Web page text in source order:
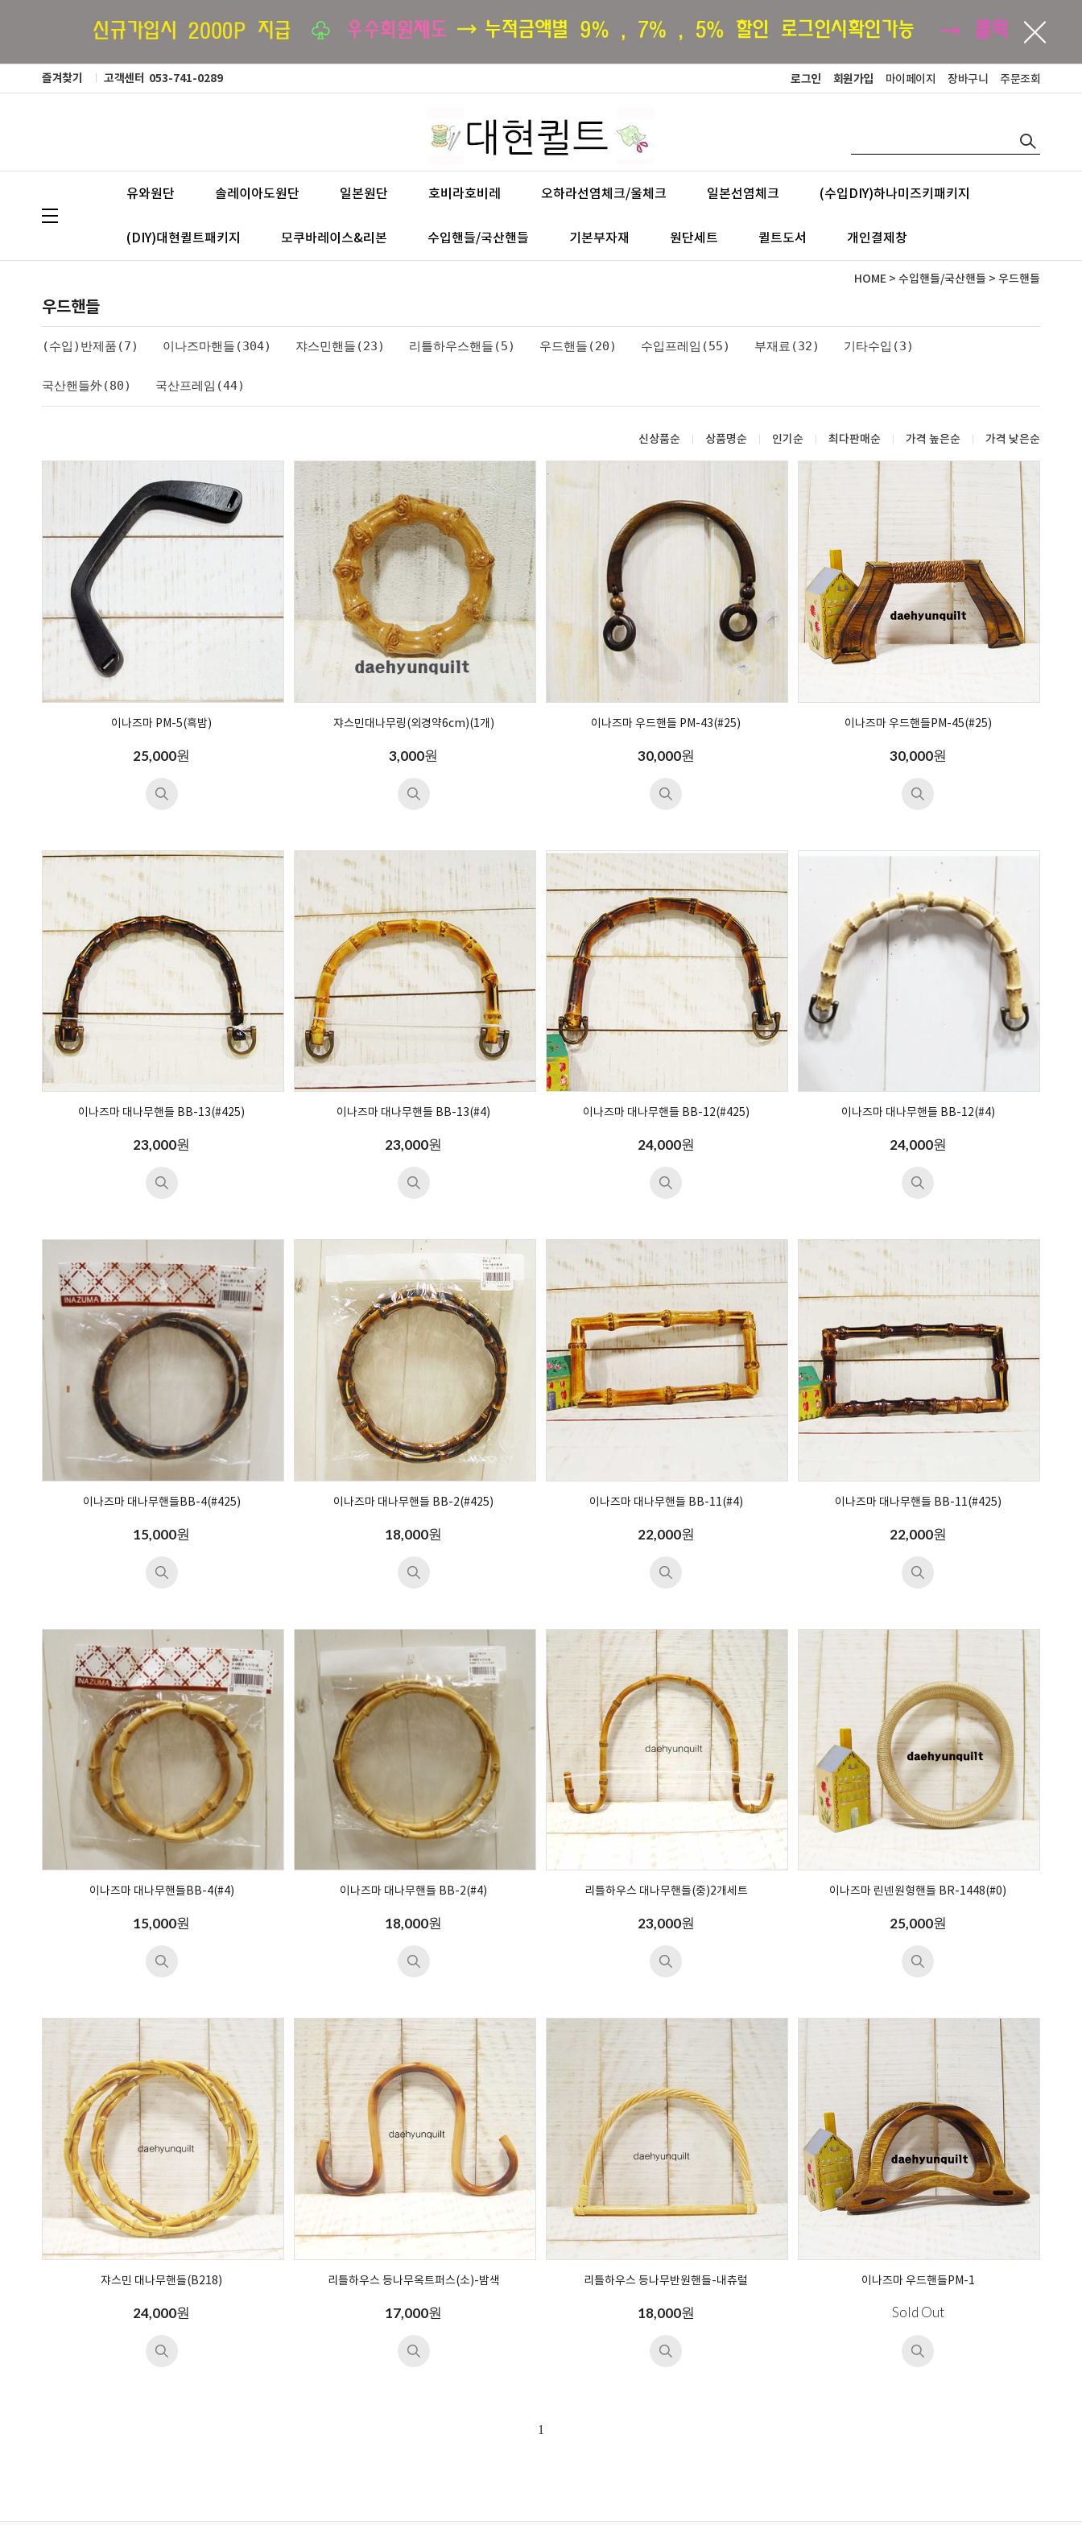
즐겨찾기 고객센터 053-741-0289 로그인 회원가입 마이페이지 장바구니 주문조회
유와원단 솔레이아도원단 일본원단 호비라호비레 오하라선염체크/울체크 일본선염체크 (수입DIY)하나미즈키패키지
(DIY)대현퀼트패키지 모쿠바레이스&리본 수입핸들/국산핸들 기본부자재 원단세트 퀼트도서 개인결제창
HOME > 수입핸들/국산핸들 > 우드핸들
우드핸들
(수입)반제품(7) 이나즈마핸들(304) 쟈스민핸들(23) 리틀하우스핸들(5) 우드핸들(20) 수입프레임(55) 부재료(32) 기타수입(3)
국산핸들外(80) 국산프레임(44)
신상품순 상품명순 인기순 최다판매순 가격 높은순 가격 낮은순
이나즈마 PM-5(흑밤)
25,000원
쟈스민대나무링(외경약6cm)(1개)
3,000원
이나즈마 우드핸들 PM-43(#25)
30,000원
이나즈마 우드핸들PM-45(#25)
30,000원
이나즈마 대나무핸들 BB-13(#425)
23,000원
이나즈마 대나무핸들 BB-13(#4)
23,000원
이나즈마 대나무핸들 BB-12(#425)
24,000원
이나즈마 대나무핸들 BB-12(#4)
24,000원
이나즈마 대나무핸들BB-4(#425)
15,000원
이나즈마 대나무핸들 BB-2(#425)
18,000원
이나즈마 대나무핸들 BB-11(#4)
22,000원
이나즈마 대나무핸들 BB-11(#425)
22,000원
이나즈마 대나무핸들BB-4(#4)
15,000원
이나즈마 대나무핸들 BB-2(#4)
18,000원
리틀하우스 대나무핸들(중)2개세트
23,000원
이나즈마 린넨원형핸들 BR-1448(#0)
25,000원
쟈스민 대나무핸들(B218)
24,000원
리틀하우스 등나무옥트퍼스(소)-밤색
17,000원
리틀하우스 등나무반원핸들-내츄럴
18,000원
이나즈마 우드핸들PM-1
Sold Out
1